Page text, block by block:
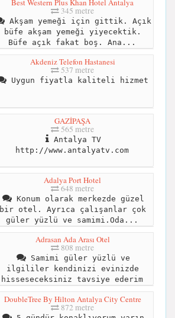
Best Western Plus Khan Hotel Antalya
345 metre
Akşam yemeği için gittik. Açık
büfe akşam yemeği yiyecektik.
Büfe açık fakat boş. Ana...
Akdeniz Telefon Hastanesi
537 metre
Uygun fiyatla kaliteli hizmet
GAZİPAŞA
565 metre
Antalya TV
http://www.antalyatv.com
Adalya Port Hotel
648 metre
Konum olarak merkezde güzel
bir otel. Ayrıca çalışanlar çok
güler yüzlü ve samimi.Oda...
Adrasan Ada Arası Otel
808 metre
Samimi güler yüzlü ve
ilgililer kendinizi evinizde
hisseseceksiniz tavsiye ederim
DoubleTree By Hilton Antalya City Centre
872 metre